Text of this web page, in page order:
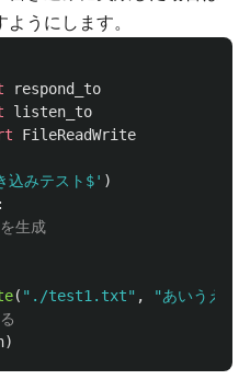
うにします。
respond_to
listen_to
FileReadWrite
込みテスト$' )
( " ./test1.txt" , "あいうえお
)